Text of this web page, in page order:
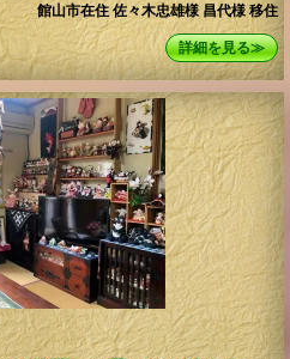
館山市在住 佐々木忠雄様 昌代様 移住
詳細を見る≫